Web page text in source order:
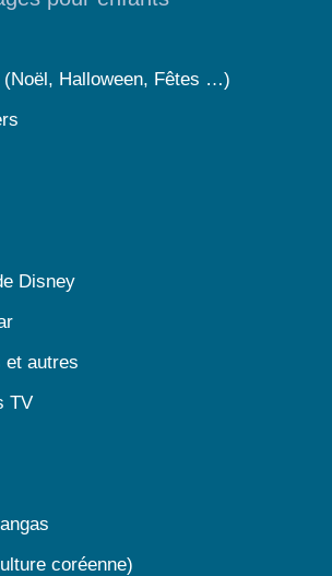
(Noël, Halloween, Fêtes …)
Disney
et autres
TV
coréenne)